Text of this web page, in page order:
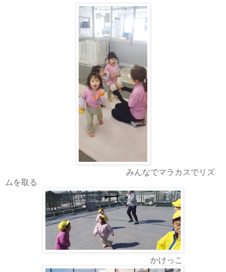
みんなでマラカスでリズ
ムを取る
かけっこ